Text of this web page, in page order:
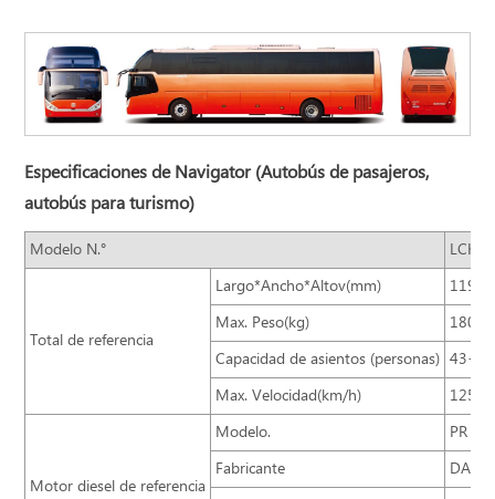
Especificaciones de Navigator (Autobús de pasajeros,
autobús para turismo)
Modelo N.°
Total de referencia
Largo*Ancho*Altov(mm)
Max. Peso(kg)
18000
Capacidad de asientos (personas)
Max. Velocidad(km/h)
125
Motor diesel de referencia
Modelo.
PR
Fabricante
DAF/